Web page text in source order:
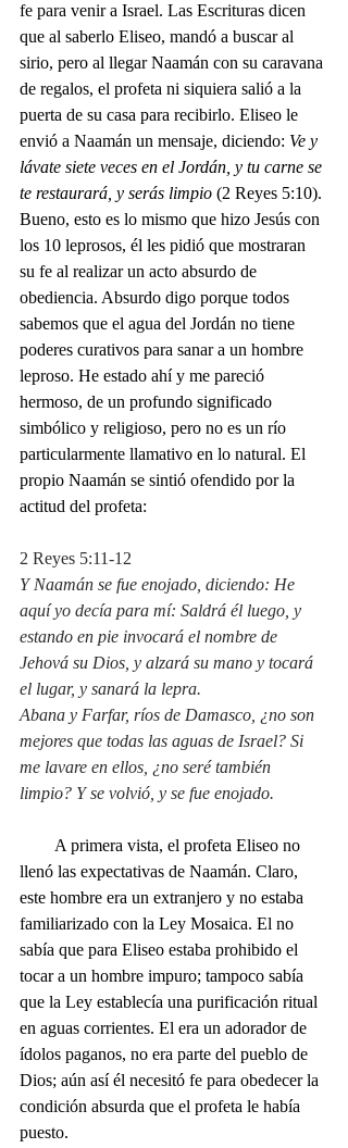
fe para venir a Israel. Las Escrituras dicen
que al saberlo Eliseo, mandó a buscar al
sirio, pero al llegar Naamán con su caravana
de regalos, el profeta ni siquiera salió a la
puerta de su casa para recibirlo. Eliseo le
envió a Naamán un mensaje, diciendo: Ve y
lávate siete veces en el Jordán, y tu carne se
te restaurará, y serás limpio (2 Reyes 5:10).
Bueno, esto es lo mismo que hizo Jesús con
los 10 leprosos, él les pidió que mostraran
su fe al realizar un acto absurdo de
obediencia. Absurdo digo porque todos
sabemos que el agua del Jordán no tiene
poderes curativos para sanar a un hombre
leproso. He estado ahí y me pareció
hermoso, de un profundo significado
simbólico y religioso, pero no es un río
particularmente llamativo en lo natural. El
propio Naamán se sintió ofendido por la
actitud del profeta:
2 Reyes 5:11-12
Y Naamán se fue enojado, diciendo: He
aquí yo decía para mí: Saldrá él luego, y
estando en pie invocará el nombre de
Jehová su Dios, y alzará su mano y tocará
el lugar, y sanará la lepra.
Abana y Farfar, ríos de Damasco, ¿no son
mejores que todas las aguas de Israel? Si
me lavare en ellos, ¿no seré también
limpio? Y se volvió, y se fue enojado.
llenó las expectativas de Naamán. Claro,
este hombre era un extranjero y no estaba
familiarizado con la Ley Mosaica. El no
sabía que para Eliseo estaba prohibido el
tocar a un hombre impuro; tampoco sabía
que la Ley establecía una purificación ritual
en aguas corrientes. El era un adorador de
ídolos paganos, no era parte del pueblo de
Dios; aún así él necesitó fe para obedecer la
condición absurda que el profeta le había
puesto.